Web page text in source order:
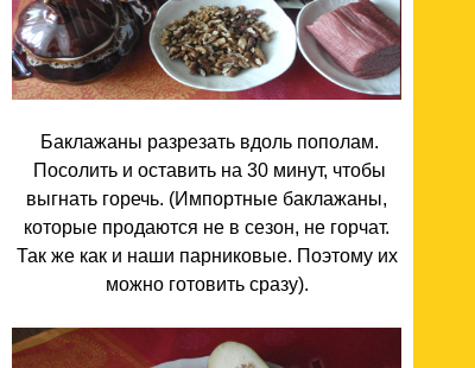
Баклажаны разрезать вдоль пополам.
Посолить и оставить на 30 минут, чтобы
выгнать горечь. (Импортные баклажаны,
которые продаются не в сезон, не горчат.
Так же как и наши парниковые. Поэтому их
можно готовить сразу).